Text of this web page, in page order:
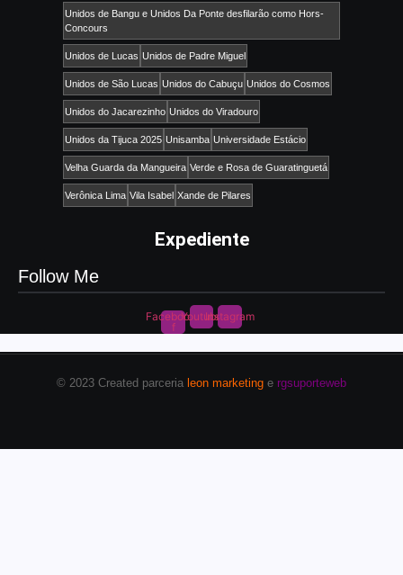
Unidos de Bangu e Unidos Da Ponte desfilarão como Hors-
Concours
Unidos de Lucas Unidos de Padre Miguel
Unidos de São Lucas Unidos do Cabuçu Unidos do Cosmos
Unidos do Jacarezinho Unidos do Viradouro
Unidos da Tijuca 2025 Unisamba Universidade Estácio
Velha Guarda da Mangueira Verde e Rosa de Guaratinguetá
Verônica Lima Vila Isabel Xande de Pilares
Expediente
Follow Me
Facebook-
f
YoutubeInstagram
© 2023 Created parceria leon marketing e rgsuporteweb